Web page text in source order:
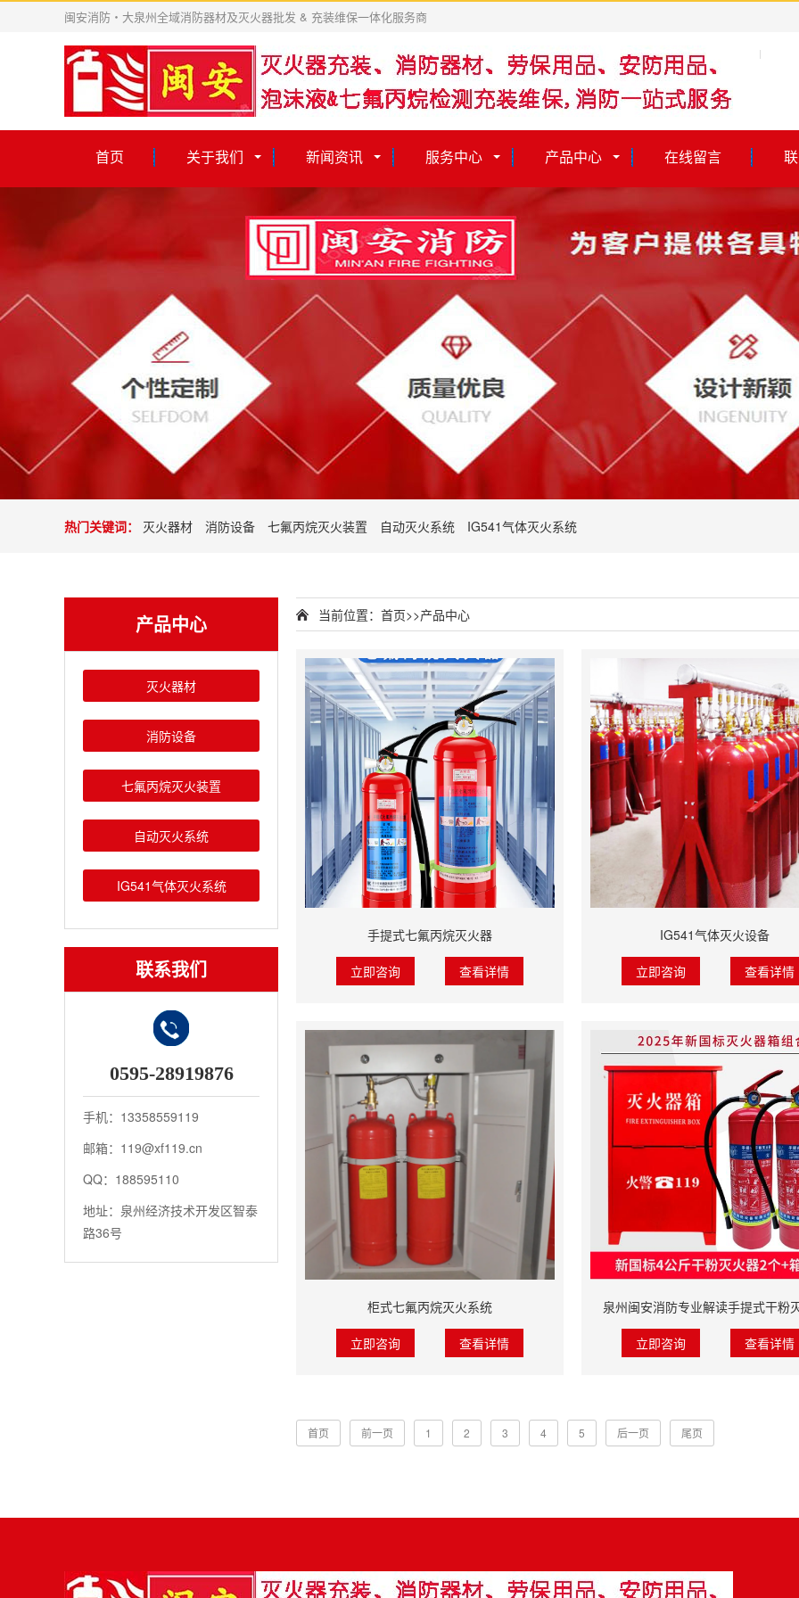
闽安消防・大泉州全域消防器材及灭火器批发 & 充装维保一体化服务商
首页 关于我们 新闻资讯 服务中心 产品中心 在线留言
热门关键词： 灭火器材 消防设备 七氟丙烷灭火装置 自动灭火系统 IG541气体灭火系统
产品中心
灭火器材
消防设备
七氟丙烷灭火装置
自动灭火系统
IG541气体灭火系统
联系我们
0595-28919876
手机：13358559119
邮箱：119@xf119.cn
QQ：188595110
地址：泉州经济技术开发区智泰
路36号
当前位置： 首页>>产品中心
手提式七氟丙烷灭火器
立即咨询 查看详情
IG541气体灭火设备
立即咨询 查看详情
柜式七氟丙烷灭火系统
立即咨询 查看详情
泉州闽安消防专业解读手提式干粉
立即咨询 查看详情
首页 前一页 1 2 3 4 5 后一页 尾页